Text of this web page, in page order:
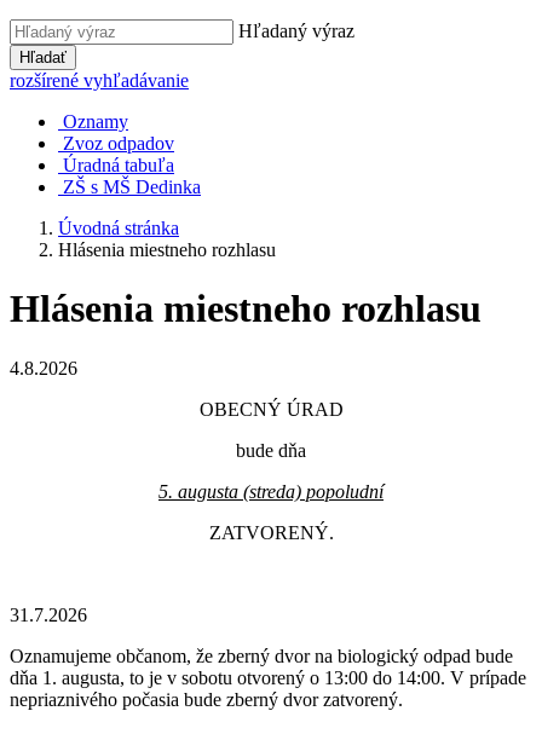
Hľadaný výraz
Hľadať
rozšírené vyhľadávanie
Oznamy
Zvoz odpadov
Úradná tabuľa
ZŠ s MŠ Dedinka
Úvodná stránka
Hlásenia miestneho rozhlasu
Hlásenia miestneho rozhlasu
4.8.2026
OBECNÝ ÚRAD
bude dňa
5. augusta (streda) popoludní
ZATVORENÝ.
31.7.2026
Oznamujeme občanom, že zberný dvor na biologický odpad bude
dňa 1. augusta, to je v sobotu otvorený o 13:00 do 14:00. V prípade
nepriaznivého počasia bude zberný dvor zatvorený.